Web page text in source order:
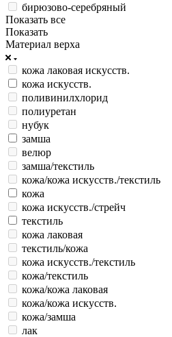
бирюзово-серебряный
Показать все
Показать
Материал верха
кожа лаковая искусств.
кожа искусств.
поливинилхлорид
полиуретан
нубук
замша
велюр
замша/текстиль
кожа/кожа искусств./текстиль
кожа
кожа искусств./стрейч
текстиль
кожа лаковая
текстиль/кожа
кожа искусств./текстиль
кожа/текстиль
кожа/кожа лаковая
кожа/кожа искусств.
кожа/замша
лак